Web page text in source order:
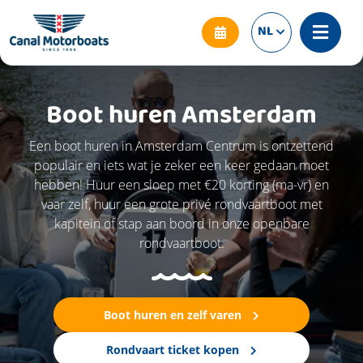
NL
Boot huren Amsterdam
Een boot huren in Amsterdam Centrum is ontzettend
populair en iets wat je zeker een keer gedaan moet
hebben! Huur een sloep met €20 korting (ma-vr) en
vaar zelf, huur een grote privé rondvaartboot met
kapitein of stap aan boord in onze openbare
rondvaartboot.
Boot huren en zelf varen
Rondvaart ticket kopen